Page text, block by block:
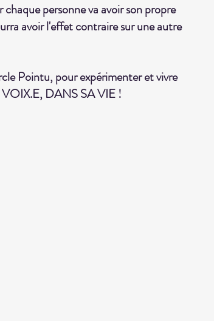
personne va avoir son propre
avoir l'effet contraire sur une autre
Pointu, pour expérimenter et vivre
DANS SA VIE !